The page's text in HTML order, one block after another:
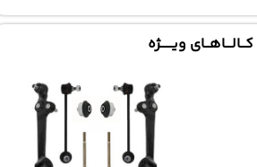
کـــالــــاهـــای ویـــــــژه